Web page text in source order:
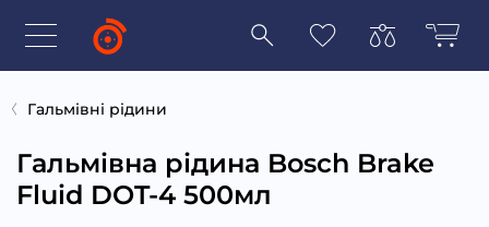
Гальмівні рідини
Гальмівна рідина Bosch Brake
Fluid DOT-4 500мл